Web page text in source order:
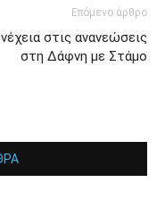
Επόμενο άρθρο
στις ανανεώσεις
στη Δάφνη με Στάμο